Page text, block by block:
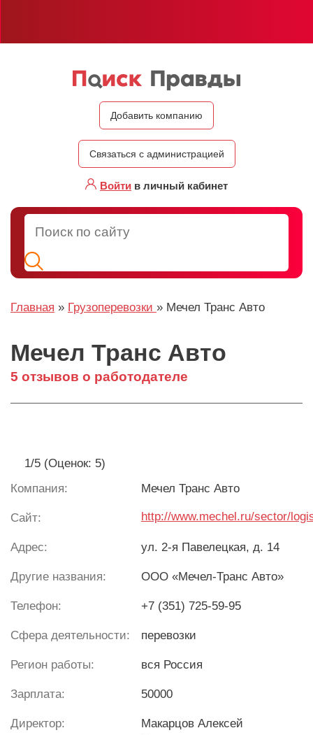
Добавить компанию
Связаться с администрацией
Войти в личный кабинет
Главная » Грузоперевозки » Мечел Транс Авто
Мечел Транс Авто
5 отзывов о работодателе
1/5 (Оценок: 5)
Компания:
Мечел Транс Авто
Сайт: http://www.mechel.ru/sector/
Адрес: ул. 2-я Павелецкая, д. 14
Другие названия: ООО «Мечел-Транс Авто»
Телефон: +7 (351) 725-59-95
Сфера деятельности: перевозки
Регион работы: вся Россия
Зарплата: 50000
Директор:
Макарцов Алексей